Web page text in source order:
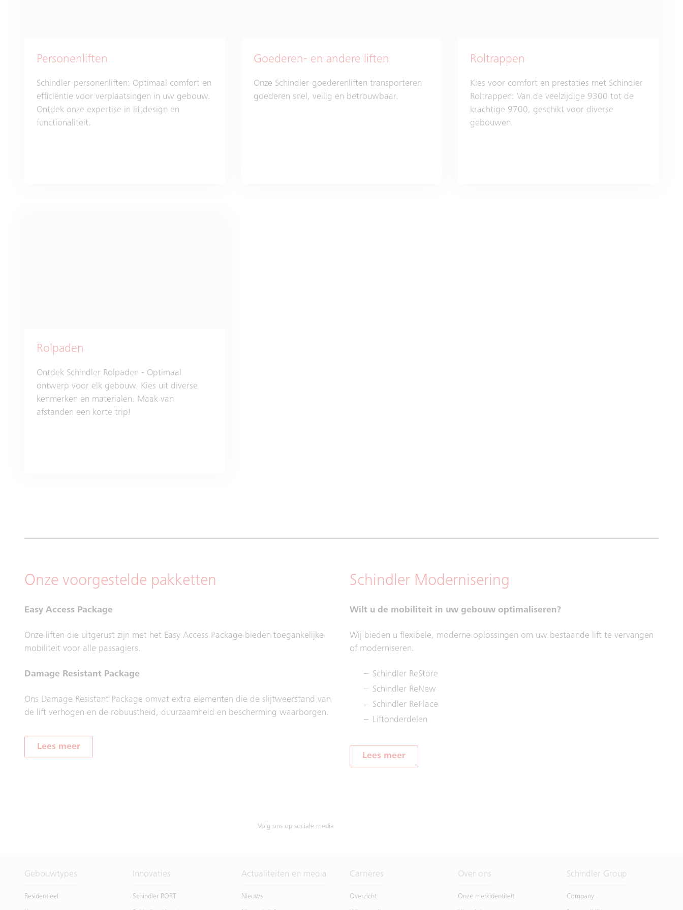
Personenliften
Schindler-personenliften: Optimaal comfort en
efficiëntie voor verplaatsingen in uw gebouw.
Ontdek onze expertise in liftdesign en
functionaliteit.
Goederen- en andere liften
Onze Schindler-goederenliften transporteren
goederen snel, veilig en betrouwbaar.
Roltrappen
Kies voor comfort en prestaties met Schindler
Roltrappen: Van de veelzijdige 9300 tot de
krachtige 9700, geschikt voor diverse
gebouwen.
Rolpaden
Ontdek Schindler Rolpaden - Optimaal
ontwerp voor elk gebouw. Kies uit diverse
kenmerken en materialen. Maak van
afstanden een korte trip!
Onze voorgestelde pakketten
Easy Access Package
Onze liften die uitgerust zijn met het Easy Access Package bieden toegankelijke
mobiliteit voor alle passagiers.
Damage Resistant Package
Ons Damage Resistant Package omvat extra elementen die de slijtweerstand van
de lift verhogen en de robuustheid, duurzaamheid en bescherming waarborgen.
Lees meer
Schindler Modernisering
Wilt u de mobiliteit in uw gebouw optimaliseren?
Wij bieden u flexibele, moderne oplossingen om uw bestaande lift te vervangen
of moderniseren.
Schindler ReStore
Schindler ReNew
Schindler RePlace
Liftonderdelen
Lees meer
Volg ons op sociale media
Gebouwtypes
Residentieel
Innovaties
Schindler PORT
Actualiteiten en media
Nieuws
Carrières
Overzicht
Over ons
Onze merkidentiteit
Schindler Group
Company